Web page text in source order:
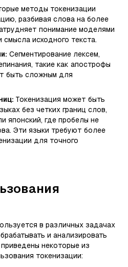
методы токенизации
разбивая слова на более
понимание моделями
смысла исходного текста.
Сегментирование лексем,
такие как апострофы
быть сложным для
Токенизация может быть
без четких границ слов,
японский, где пробелы не
Эти языки требуют более
для точного
в различных задачах
и анализировать
некоторые из
токенизации: